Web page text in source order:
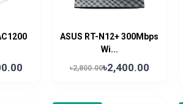
ASUS RT-N12+ 300Mbps
Wi...
৳2,800.00৳2,400.00